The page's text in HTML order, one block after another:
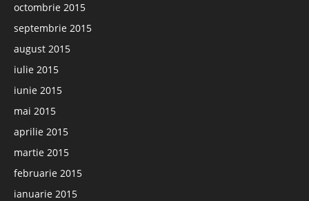
octombrie 2015
septembrie 2015
august 2015
iulie 2015
iunie 2015
mai 2015
aprilie 2015
martie 2015
februarie 2015
ianuarie 2015